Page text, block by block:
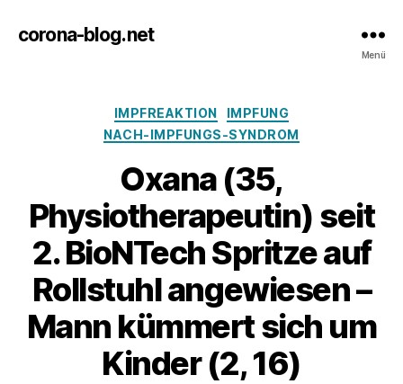
corona-blog.net
Menü
Kategorien
IMPFREAKTION
IMPFUNG
NACH-IMPFUNGS-SYNDROM
Oxana (35,
Physiotherapeutin) seit
2. BioNTech Spritze auf
Rollstuhl angewiesen –
Mann kümmert sich um
Kinder (2, 16)